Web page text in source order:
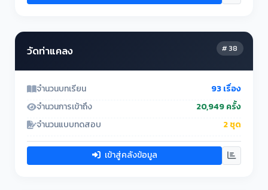
# 38
วัดท่าแคลง
จำนวนบทเรียน
93 เรื่อง
จำนวนการเข้าถึง
20,949 ครั้ง
จำนวนแบบทดสอบ
2 ชุด
เข้าสู่คลังข้อมูล